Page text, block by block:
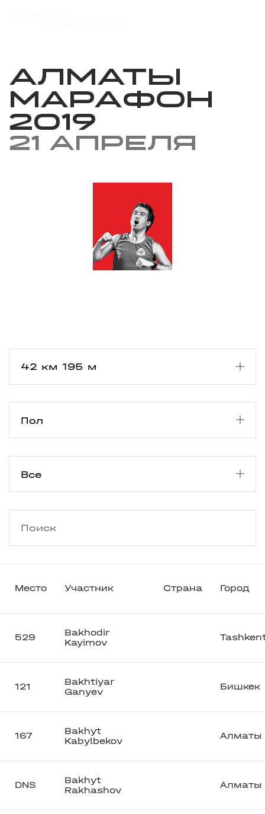
Алматы
марафон
2019
21 апреля
Место Участник Страна Город
529
Bakhodir
Kayimov
121
Bakhtiyar
Ganyev
Бишкек
167
Bakhyt
Kabylbekov
Алматы
DNS
Bakhyt
Rakhashov
Алматы